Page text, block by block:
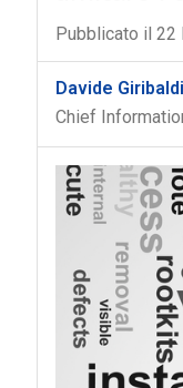
Pubblicato il 22
Davide Giribaldi
Chief